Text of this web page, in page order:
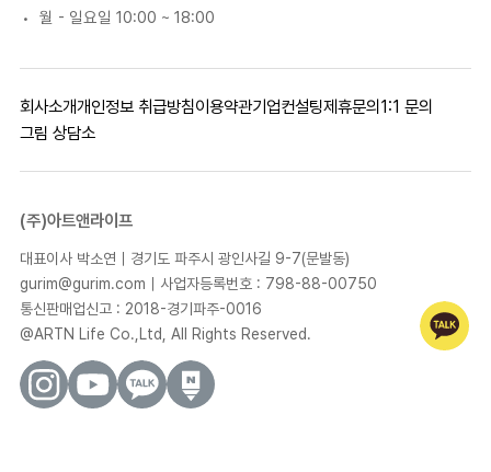
월 - 일요일 10:00 ~ 18:00
회사소개개인정보 취급방침이용약관기업컨설팅제휴문의1:1 문의
그림 상담소
(주)아트앤라이프
대표이사 박소연｜경기도 파주시 광인사길 9-7(문발동)
gurim@gurim.com｜사업자등록번호 : 798-88-00750
통신판매업신고 : 2018-경기파주-0016
@ARTN Life Co.,Ltd, All Rights Reserved.